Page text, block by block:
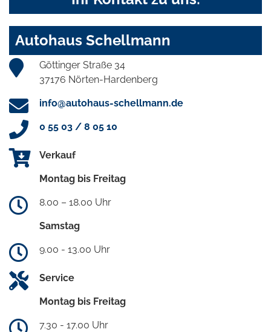
Autohaus Schellmann
Göttinger Straße 34
37176 Nörten-Hardenberg
info@autohaus-schellmann.de
0 55 03 / 8 05 10
Verkauf
Montag bis Freitag
8.00 – 18.00 Uhr
Samstag
9.00 - 13.00 Uhr
Service
Montag bis Freitag
7.30 - 17.00 Uhr